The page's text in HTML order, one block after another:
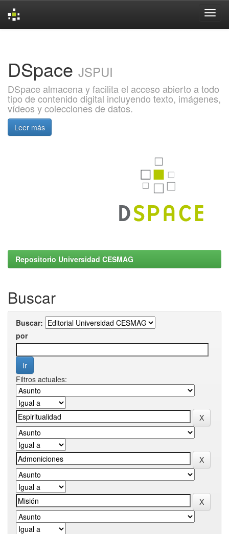
DSpace JSPUI
DSpace almacena y facilita el acceso abierto a todo
tipo de contenido digital incluyendo texto, imágenes,
vídeos y colecciones de datos.
Leer más
Repositorio Universidad CESMAG
Buscar
Buscar:
por
Filtros actuales: